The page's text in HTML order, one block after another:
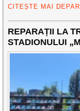
CITEȘTE MAI
REPARAȚII LA
STADIONULUI